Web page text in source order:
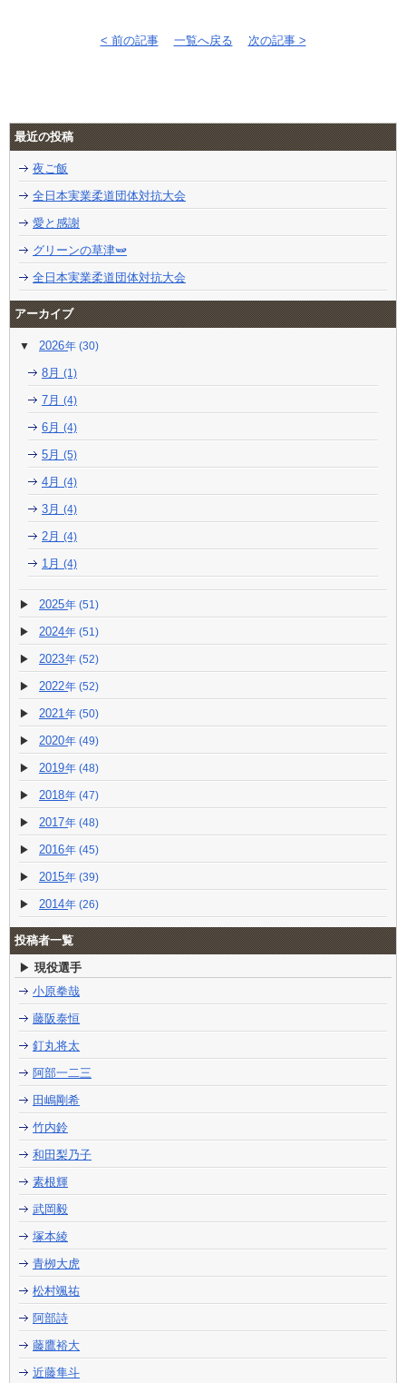
< 前の記事 一覧へ戻る 次の記事 >
最近の投稿
夜ご飯
全日本実業柔道団体対抗大会
愛と感謝
グリーンの草津🫛
全日本実業柔道団体対抗大会
アーカイブ
2026 (30)
8月 (1)
7月 (4)
6月 (4)
5月 (5)
4月 (4)
3月 (4)
2月 (4)
1月 (4)
2025 (51)
2024 (51)
2023 (52)
2022 (52)
2021 (50)
2020 (49)
2019 (48)
2018 (47)
2017 (48)
2016 (45)
2015 (39)
2014 (26)
投稿者一覧
現役選手
小原拳哉
藤阪泰恒
釘丸将太
阿部一二三
田嶋剛希
竹内鈴
和田梨乃子
素根輝
武岡毅
塚本綾
青栁大虎
松村颯祐
阿部詩
藤鷹裕大
近藤隼斗